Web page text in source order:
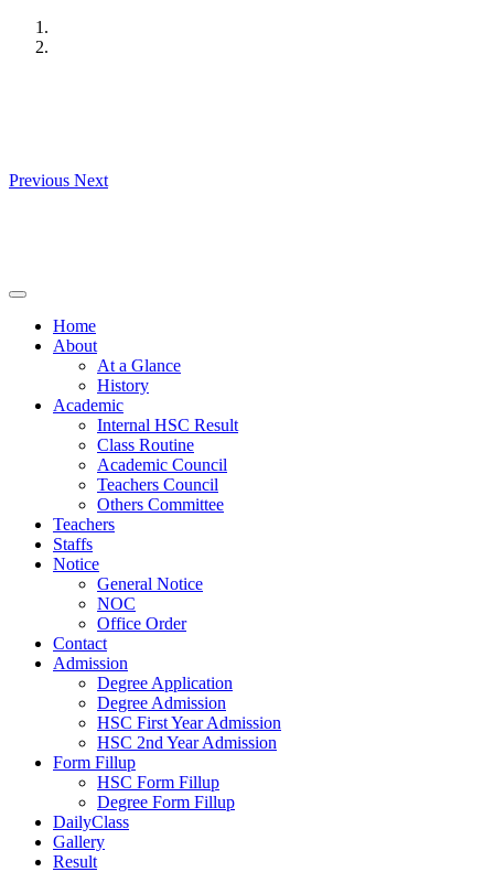
Skip
Previous Next
Home
About
At a Glance
History
Academic
Internal HSC Result
Class Routine
Academic Council
Teachers Council
Others Committee
Teachers
Staffs
Notice
General Notice
NOC
Office Order
Contact
Admission
Degree Application
Degree Admission
HSC First Year Admission
HSC 2nd Year Admission
Form Fillup
HSC Form Fillup
Degree Form Fillup
DailyClass
Gallery
Result